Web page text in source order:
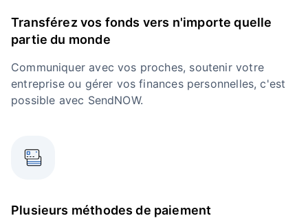
Transférez vos fonds vers n'importe quelle
partie du monde
Communiquer avec vos proches, soutenir votre
entreprise ou gérer vos finances personnelles, c'est
possible avec SendNOW.
Plusieurs méthodes de paiement